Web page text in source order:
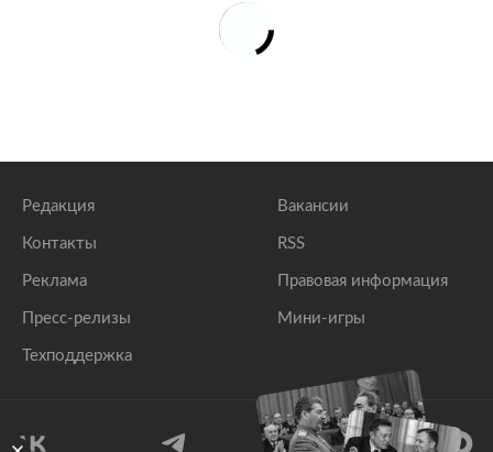
Редакция
Контакты
Реклама
Пресс-релизы
Техподдержка
Вакансии
RSS
Правовая информация
Мини-игры